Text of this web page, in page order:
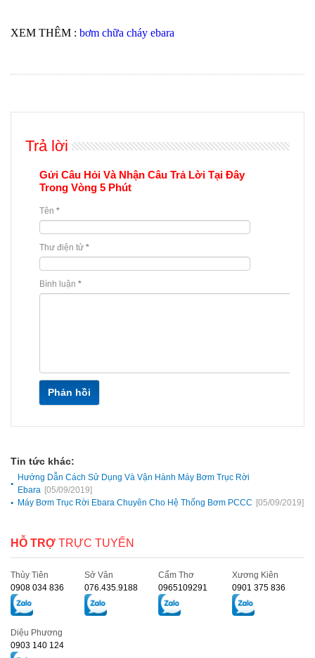
XEM THÊM : bơm chữa cháy ebara
Trả lời
Gửi Câu Hỏi Và Nhận Câu Trả Lời Tại Đây
Trong Vòng 5 Phút
Tên *
Thư điện tử *
Bình luận *
Phản hồi
Tin tức khác:
Hướng Dẫn Cách Sử Dụng Và Vận Hành Máy Bơm Trục Rời
Ebara [05/09/2019]
Máy Bơm Trục Rời Ebara Chuyên Cho Hệ Thống Bơm PCCC [05/09/2019]
HỖ TRỢ TRỰC TUYẾN
Thủy Tiên
0908 034 836
Sở Vân
076.435.9188
Cẩm Thơ
0965109291
Xương Kiên
0901 375 836
Diệu Phương
0903 140 124